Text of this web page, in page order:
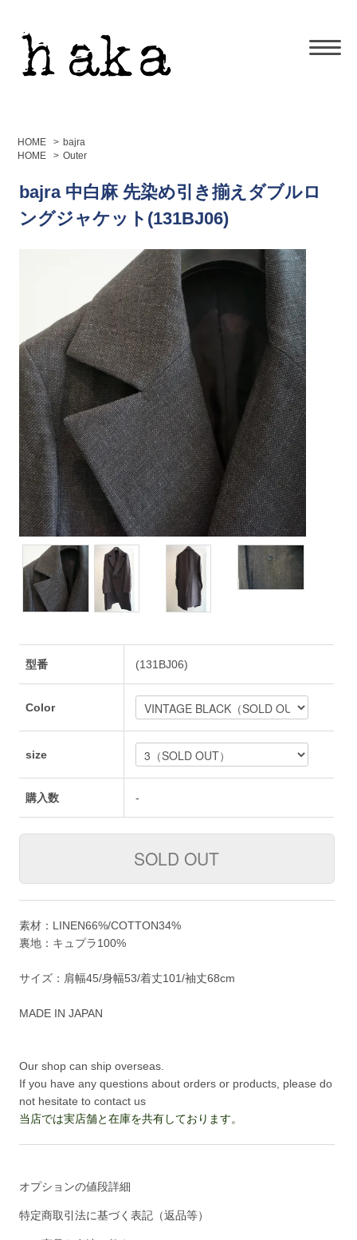
HOME > bajra
HOME
> Outer
bajra 中白麻 先染め引き揃えダブルロ
ングジャケット(131BJ06)
型番 (131BJ06)
Color
size
購入数 -
素材：LINEN66%/COTTON34%
裏地：キュプラ100%
サイズ：肩幅45/身幅53/着丈101/袖丈68cm
MADE IN JAPAN
Our shop can ship overseas.
If you have any questions about orders or products, please do
not hesitate to contact us
当店では実店舗と在庫を共有しております。
オプションの値段詳細
特定商取引法に基づく表記（返品等）